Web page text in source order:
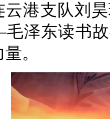
港支队刘昊
泽东读书故
。